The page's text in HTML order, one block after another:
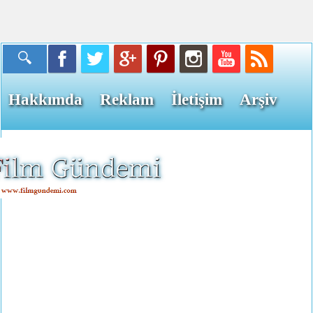
Hakkımda Reklam İletişim Arşiv